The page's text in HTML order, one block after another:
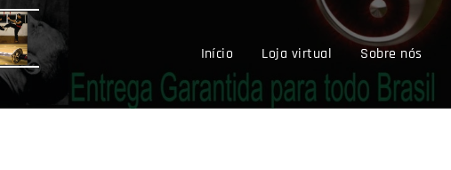
Início Loja virtual Sobre nós